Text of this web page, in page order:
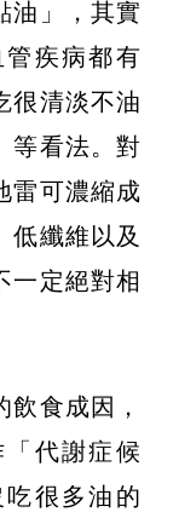
油」，其實
疾病都有
很清淡不油
等看法。對
雷可濃縮成
低纖維以及
一定絕對相
食成因，
代謝症候
很多油的